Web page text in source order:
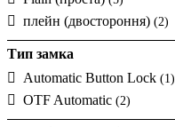
плейн (двостороння) (2)
Тип замка
Automatic Button Lock (1)
OTF Automatic (2)